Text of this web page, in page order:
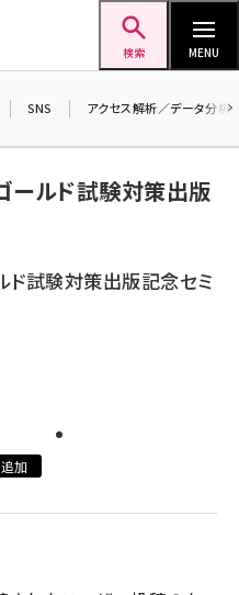
検索 MENU
SNS アクセス解析／データ分析
ルド試験対策出版
試験対策出版記念セミ
加
る